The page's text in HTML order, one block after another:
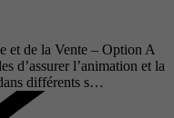
et de la Vente – Option A
d’assurer l’animation et la
différents s…